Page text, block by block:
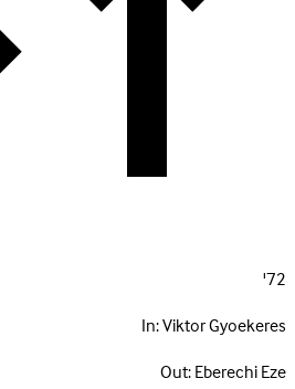
72'
In:Viktor Gyoekeres
Out:Eberechi Eze